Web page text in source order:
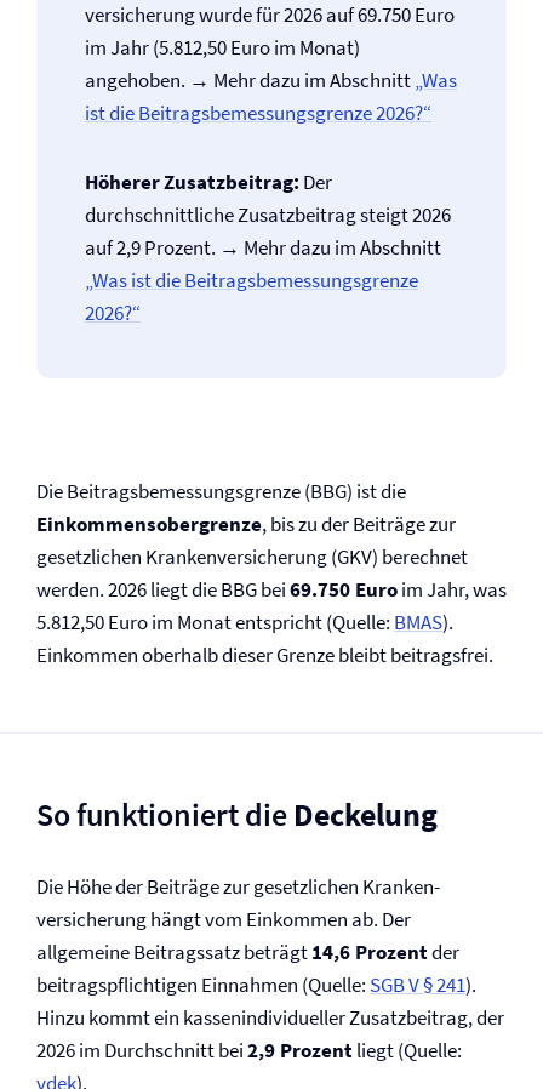
versicherung wurde für 2026 auf 69.750 Euro
im Jahr (5.812,50 Euro im Monat)
angehoben. → Mehr dazu im Abschnitt„Was
ist die Beitragsbemessungsgrenze 2026?“
Höherer Zusatzbeitrag: Der
durchschnittliche Zusatzbeitrag steigt 2026
auf 2,9 Prozent. → Mehr dazu im Abschnitt
„Was ist die Beitragsbemessungsgrenze
2026?“
Die Beitragsbemessungsgrenze (BBG) ist die
Einkommensobergrenze, bis zu der Beiträge zur
gesetzlichen Kranken­versicherung (GKV) berechnet
werden. 2026 liegt die BBG bei69.750 Euroim Jahr, was
5.812,50 Euro im Monat entspricht (Quelle: BMAS).
Einkommen oberhalb dieser Grenze bleibt beitragsfrei.
So funktioniert die Deckelung
Die Höhe der Beiträge zur gesetzlichen Kranken­
versicherung hängt vom Einkommen ab. Der
allgemeine Beitragssatz beträgt14,6 Prozentder
beitragspflichtigen Einnahmen (Quelle: SGB V § 241).
Hinzu kommt ein kassenindividueller Zusatzbeitrag, der
2026 im Durchschnitt bei2,9 Prozentliegt (Quelle:
vdek).